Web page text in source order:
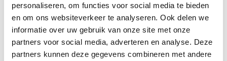
personaliseren, om functies voor social media te bieden
en om ons websiteverkeer te analyseren. Ook delen we
informatie over uw gebruik van onze site met onze
partners voor social media, adverteren en analyse. Deze
partners kunnen deze gegevens combineren met andere
Clarke Original
Tinwhistle
Prijs
€ 21,90
Clarke Original Tin
Kazoo
Prijs
€ 11,90